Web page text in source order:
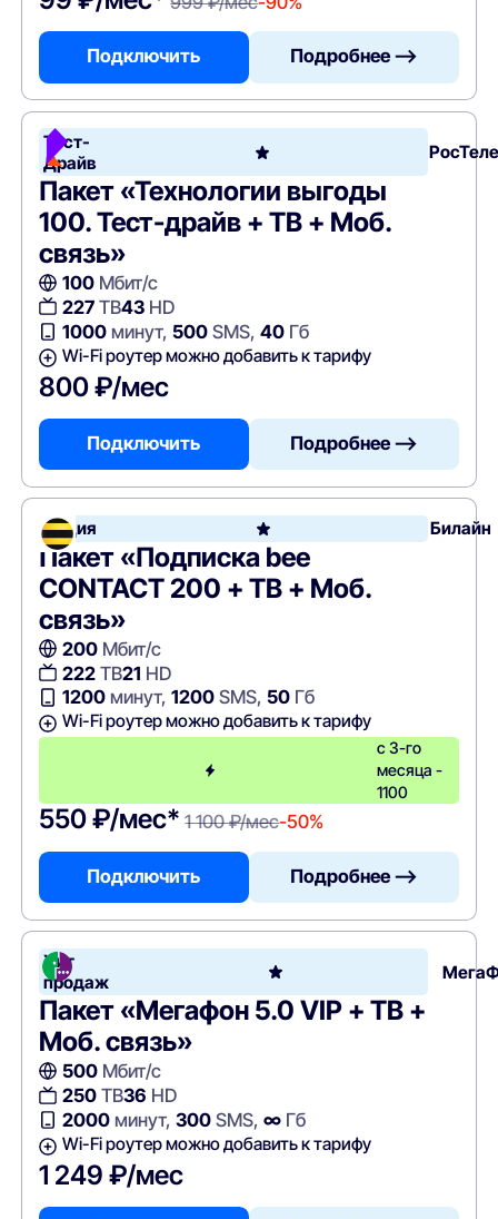
Подключить Подробнее —>
Тест-
Драйв
Пакет «Технологии выгоды
100. Тест-драйв + ТВ + Моб.
связь»
100Мбит/с
227ТВ43HD
1000минут, 500SMS, 40Гб
Wi-Fi роутер можно добавить к тарифу
800 ₽/мес
Подключить Подробнее —>
Акция Билайн
Пакет «Подписка bee
CONTACT 200 + ТВ + Моб.
связь»
200Мбит/с
222ТВ21 HD
1200минут, 1200SMS, 50Гб
Wi-Fi роутер можно добавить к тарифу
с 3-го
месяца -
1100
550 ₽/мес* 1 100 ₽/мес-50%
Подключить Подробнее —>
Хит
продаж
Пакет «Мегафон 5.0 VIP + ТВ +
Моб. связь»
500Мбит/с
250ТВ36 HD
2000минут, 300SMS, ∞Гб
Wi-Fi роутер можно добавить к тарифу
1 249 ₽/мес